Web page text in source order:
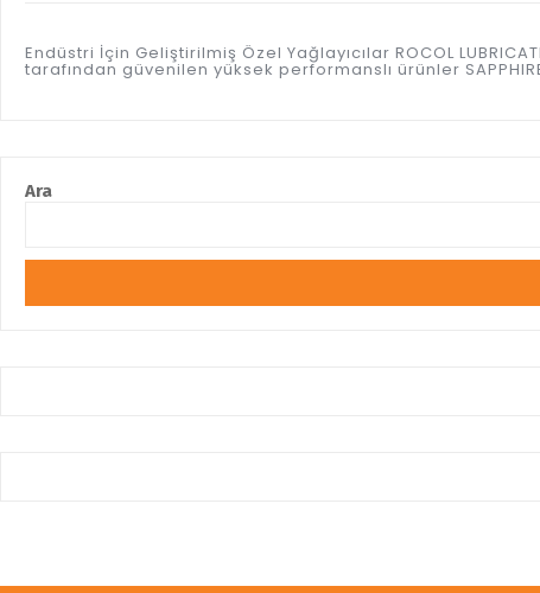
Endüstri İçin Geliştirilmiş Özel Yağlayıcılar ROCOL
tarafından güvenilen yüksek performanslı ürünler
Ara